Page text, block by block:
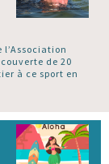
de 20
à ce sport en